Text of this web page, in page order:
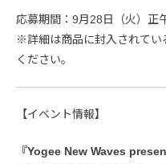
応募期間：9月28日（火）正
※詳細は商品に封入されてい
ください。
【イベント情報】
『Yogee New Waves